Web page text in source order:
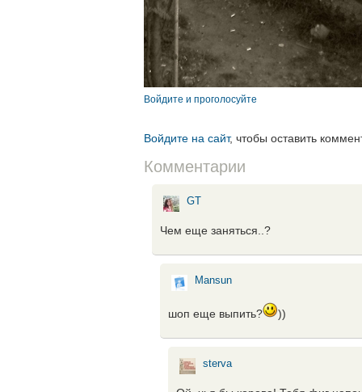
Войдите и проголосуйте
Войдите на сайт, чтобы оставить
Комментарии
GT
Чем еще заняться..?
Mansun
шоп еще выпить? ))
sterva